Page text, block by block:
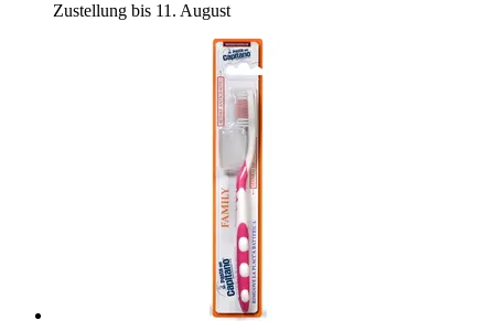
Zustellung bis 11. August